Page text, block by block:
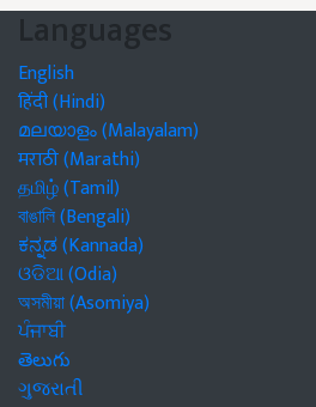
Languages
English
हिंदी (Hindi)
മലയാളം (Malayalam)
मराठी (Marathi)
தமிழ் (Tamil)
বাঙালি (Bengali)
ಕನ್ನಡ (Kannada)
ଓଡିଆ (Odia)
অসমীয়া (Asomiya)
ਪੰਜਾਬੀ
తెలుగు
ગુજરાતી